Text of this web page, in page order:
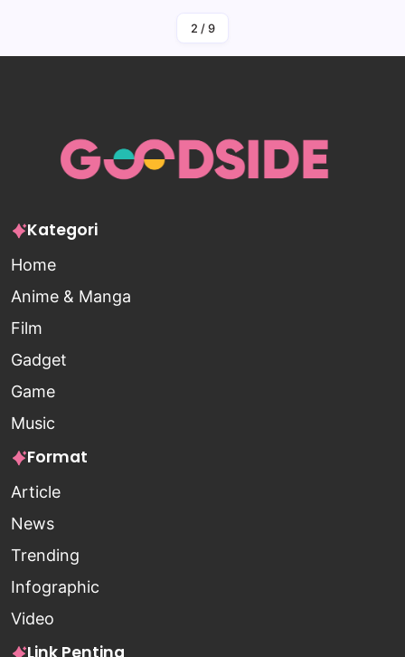
2 / 9
Kategori
Home
Anime & Manga
Film
Gadget
Game
Music
Format
Article
News
Trending
Infographic
Video